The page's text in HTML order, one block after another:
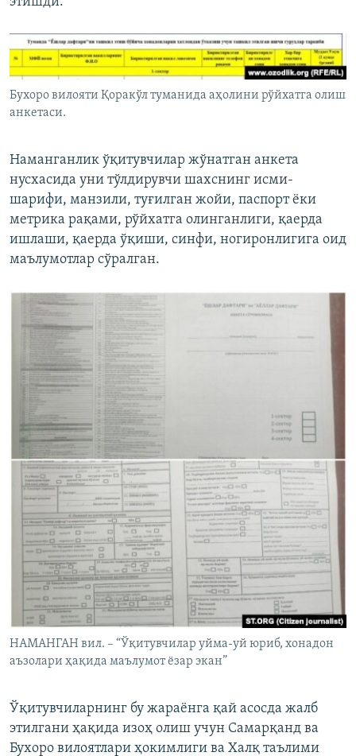
Бухоро вилояти Қоракўл туманида аҳолини рўйхатга олиш
анкетаси.
Наманганлик ўқитувчилар жўнатган анкета
нусхасида уни тўлдирувчи шахснинг исми-
шарифи, манзили, туғилган жойи, паспорт ёки
метрика рақами, рўйхатга олинганлиги, қаерда
ишлаши, қаерда ўқиши, синфи, ногиронлигига оид
маълумотлар сўралган.
НАМАНГАН вил. – “Ўқитувчилар уйма-уй юриб, хонадон
аъзолари ҳақида маълумот ёзар экан”
Ўқитувчиларнинг бу жараёнга қай асосда жалб
этилгани ҳақида изоҳ олиш учун Самарқанд ва
Бухоро вилоятлари ҳокимлиги ва Халқ таълими